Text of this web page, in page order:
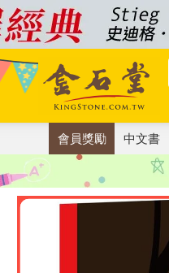
會員獎勵 中文書